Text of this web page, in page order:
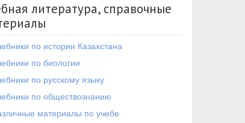
литература, справочные
по истории Казахстана
по биологии
по русскому языку
по обществознанию
материалы по учебе